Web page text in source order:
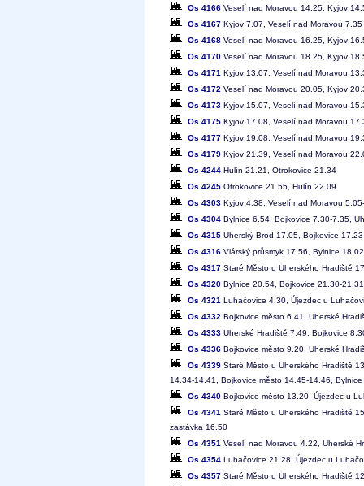
Os 4166 Veselí nad Moravou 14.25, Kyjov
Os 4167 Kyjov 7.07, Veselí nad Moravou 7.35
Os 4168 Veselí nad Moravou 16.25, Kyjov
Os 4170 Veselí nad Moravou 18.25, Kyjov
Os 4171 Kyjov 13.07, Veselí nad Moravou
Os 4172 Veselí nad Moravou 20.05, Kyjov
Os 4173 Kyjov 15.07, Veselí nad Moravou
Os 4175 Kyjov 17.08, Veselí nad Moravou
Os 4177 Kyjov 19.08, Veselí nad Moravou
Os 4179 Kyjov 21.39, Veselí nad Moravou
Os 4244 Hulín 21.21, Otrokovice 21.34
Os 4245 Otrokovice 21.55, Hulín 22.09
Os 4303 Kyjov 4.38, Veselí nad Moravou
Os 4304 Bylnice 6.54, Bojkovice 7.30-7.35,
Os 4315 Uherský Brod 17.05, Bojkovice
Os 4316 Vlárský průsmyk 17.56, Bylnice
Os 4317 Staré Město u Uherského Hradiště
Os 4320 Bylnice 20.54, Bojkovice 21.30-
Os 4321 Luhačovice 4.30, Újezdec u
Os 4332 Bojkovice město 6.41, Uherské
Os 4333 Uherské Hradiště 7.49, Bojkovice
Os 4336 Bojkovice město 9.20, Uherské
Os 4339 Staré Město u Uherského Hradiště
14.34-14.41, Bojkovice město 14.45-14.46,
Os 4340 Bojkovice město 13.20, Újezdec u
Os 4341 Staré Město u Uherského Hradiště
zastávka 16.50
Os 4351 Veselí nad Moravou 4.22, Uherské
Os 4354 Luhačovice 21.28, Újezdec u
Os 4357 Staré Město u Uherského Hradiště